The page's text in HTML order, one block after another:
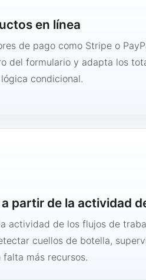
en línea
de pago como Stripe o
del formulario y adapta los
condicional.
partir de la actividad
actividad de los flujos de
cuellos de botella,
más recursos.